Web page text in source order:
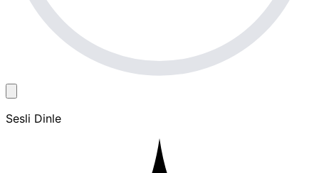
Sesli Dinle